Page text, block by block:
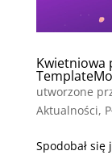
Kwietniowa
utworzone
Aktualności,
Spodobał